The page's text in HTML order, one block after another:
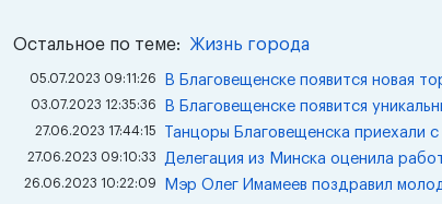
Остальное по теме: Жизнь города
05.07.2023 09:11:26 В Благовещенске появится новая
03.07.2023 12:35:36 В Благовещенске появится
27.06.2023 17:44:15 Танцоры Благовещенска приехали
27.06.2023 09:10:33 Делегация из Минска оценила
26.06.2023 10:22:09 Мэр Олег Имамеев поздравил